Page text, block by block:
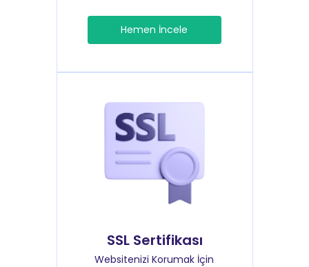
Hemen İncele
SSL Sertifikası
Websitenizi Korumak İçin